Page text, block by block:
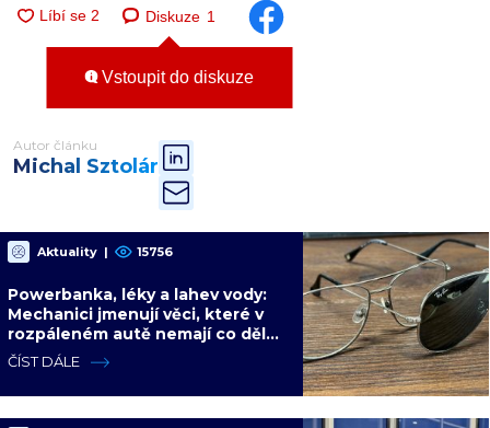
Diskuze 1
Vstoupit do diskuze
Autor článku
Michal Sztolár
Aktuality | 15756
Powerbanka, léky a lahev vody:
Mechanici jmenují věci, které v
rozpáleném autě nemají co dělat.
Hrozí i požár
ČÍST DÁLE